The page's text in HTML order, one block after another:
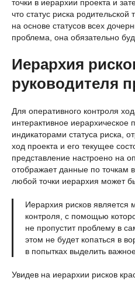
точки в иерархии проекта и
что статус риска родительской
на основе статусов всех
проблема, она обязательно
Иерархия
руководителя
Для оперативного контроля
интерактивное иерархическое
индикаторами статуса риска,
ход проекта и его текущее
представление настроено на
отображает данные по точкам
любой точки иерархия может
Иерархия рисков
контроля, с помощью
не пропустит проблему в
этом не будет копаться в
в попытках выделить
Увидев на иерархии рисков